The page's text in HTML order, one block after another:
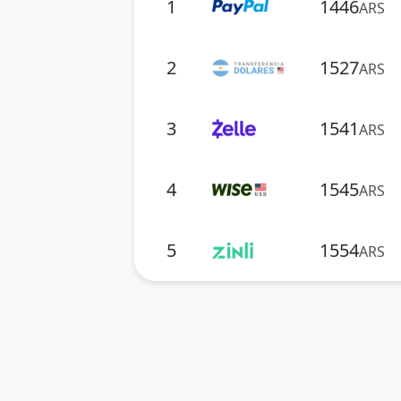
1 1446ARS
2 1527ARS
3 1541ARS
4 1545ARS
5 1554ARS